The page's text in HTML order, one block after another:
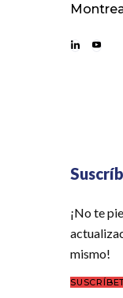
¡No te
mismo!